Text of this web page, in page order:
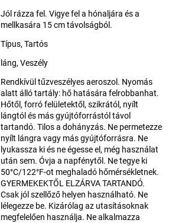
Jól rázza fel. Vigye fel a hónaljára és a
mellkasára 15 cm távolságból.
Típus, Tartós
láng, Veszély
Rendkívül tűzveszélyes aeroszol. Nyomás
alatt álló tartály: hő hatására felrobbanhat.
Hőtől, forró felületektől, szikrától, nyílt
lángtól és más gyújtóforrástól távol
tartandó. Tilos a dohányzás. Ne permetezze
nyílt lángra vagy más gyújtóforrásra. Ne
lyukassza ki és ne égesse el, még használat
után sem. Óvja a napfénytől. Ne tegye ki
50°C/122°F-ot meghaladó hőmérsékletnek.
GYERMEKEKTŐL ELZÁRVA TARTANDÓ.
Csak jól szellőző helyen használható. Ne
lélegezze be. Kizárólag az utasításoknak
megfelelően használja. Ne alkalmazza